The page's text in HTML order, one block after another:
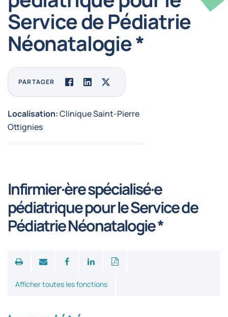
Service de Pédiatrie
Néonatalogie *
PARTAGER FacebookLinkedInTwitter
Localisation:Clinique Saint-Pierre
Ottignies
Infirmier·ère spécialisé·e
pédiatrique pour le Service de
Pédiatrie Néonatalogie *
Print
Afficher toutes les fonctions